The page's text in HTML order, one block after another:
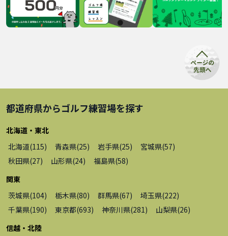
都道府県からゴルフ練習場を探す
北海道・東北
北海道(115) 青森県(25) 岩手県(25) 宮城県(57)
秋田県(27) 山形県(24) 福島県(58)
関東
茨城県(104) 栃木県(80) 群馬県(67) 埼玉県(222)
千葉県(190) 東京都(693) 神奈川県(281 ) 山梨県(26)
信越・北陸